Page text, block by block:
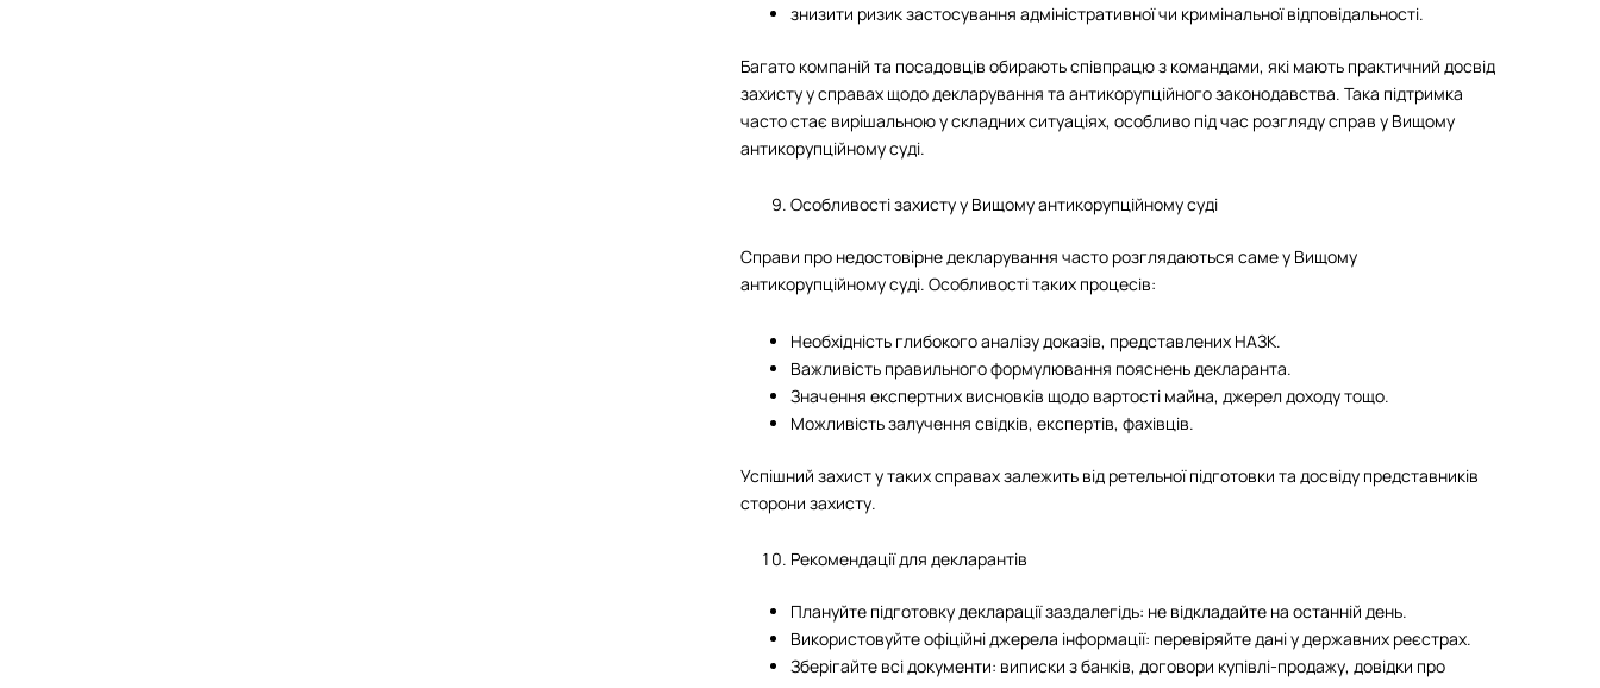
знизити ризик застосування адміністративної чи кримінальної відповідальності.
Багато компаній та посадовців обирають співпрацю з командами, які мають практичний досвід
захисту у справах щодо декларування та антикорупційного законодавства. Така підтримка
часто стає вирішальною у складних ситуаціях, особливо під час розгляду справ у Вищому
антикорупційному суді.
Особливості захисту у Вищому антикорупційному суді
Справи про недостовірне декларування часто розглядаються саме у Вищому
антикорупційному суді. Особливості таких процесів:
Необхідність глибокого аналізу доказів, представлених НАЗК.
Важливість правильного формулювання пояснень декларанта.
Значення експертних висновків щодо вартості майна, джерел доходу тощо.
Можливість залучення свідків, експертів, фахівців.
Успішний захист у таких справах залежить від ретельної підготовки та досвіду представників
сторони захисту.
Рекомендації для декларантів
Плануйте підготовку декларації заздалегідь: не відкладайте на останній день.
Використовуйте офіційні джерела інформації: перевіряйте дані у державних реєстрах.
Зберігайте всі документи: виписки з банків, договори купівлі-продажу, довідки про